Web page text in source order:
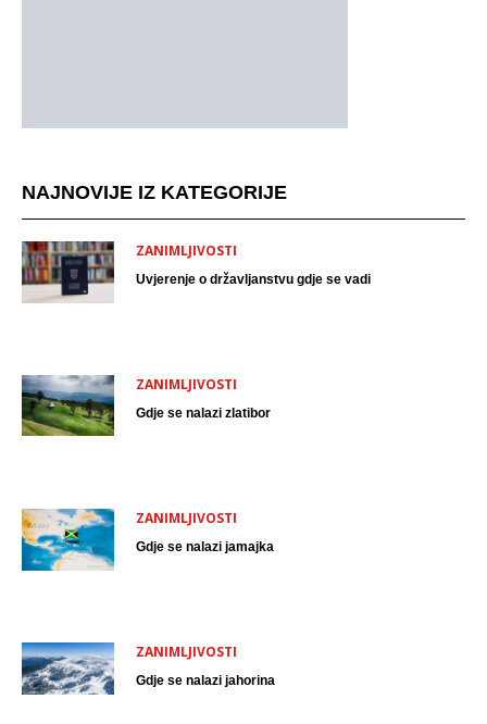
NAJNOVIJE IZ KATEGORIJE
ZANIMLJIVOSTI
Uvjerenje o državljanstvu gdje se vadi
ZANIMLJIVOSTI
Gdje se nalazi zlatibor
ZANIMLJIVOSTI
Gdje se nalazi jamajka
ZANIMLJIVOSTI
Gdje se nalazi jahorina